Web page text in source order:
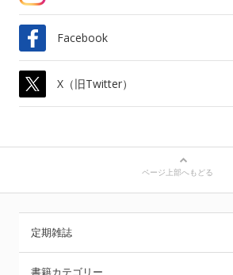
Facebook
X（旧Twitter）
ページ上部へもどる
定期雑誌
書籍カテゴリー